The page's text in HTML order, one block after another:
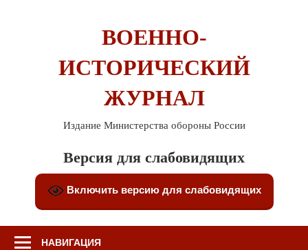
ВОЕННО-
ИСТОРИЧЕСКИЙ
ЖУРНАЛ
Издание Министерства обороны России
Версия для слабовидящих
Включить версию для слабовидящих
НАВИГАЦИЯ